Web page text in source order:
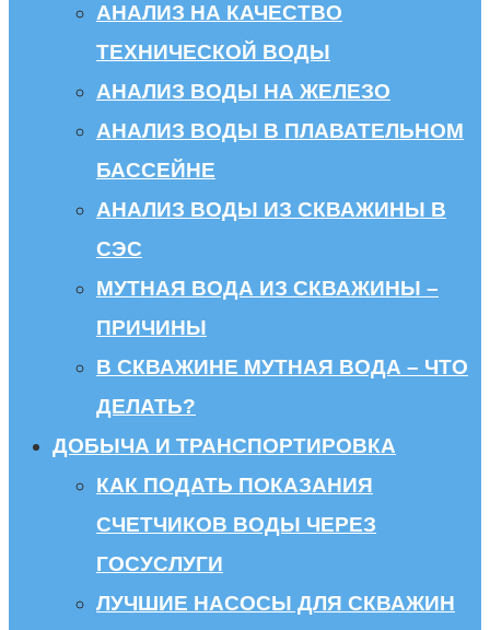
АНАЛИЗ НА КАЧЕСТВО
ТЕХНИЧЕСКОЙ ВОДЫ
АНАЛИЗ ВОДЫ НА ЖЕЛЕЗО
АНАЛИЗ ВОДЫ В ПЛАВАТЕЛЬНОМ
БАССЕЙНЕ
АНАЛИЗ ВОДЫ ИЗ СКВАЖИНЫ В
СЭС
МУТНАЯ ВОДА ИЗ СКВАЖИНЫ –
ПРИЧИНЫ
В СКВАЖИНЕ МУТНАЯ ВОДА – ЧТО
ДЕЛАТЬ?
ДОБЫЧА И ТРАНСПОРТИРОВКА
КАК ПОДАТЬ ПОКАЗАНИЯ
СЧЕТЧИКОВ ВОДЫ ЧЕРЕЗ
ГОСУСЛУГИ
ЛУЧШИЕ НАСОСЫ ДЛЯ СКВАЖИН